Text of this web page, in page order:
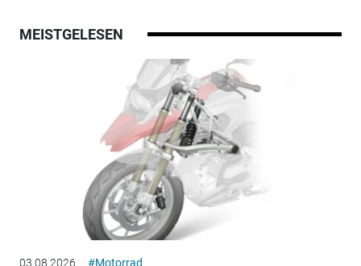
MEISTGELESEN
03.08.2026 #Motorrad